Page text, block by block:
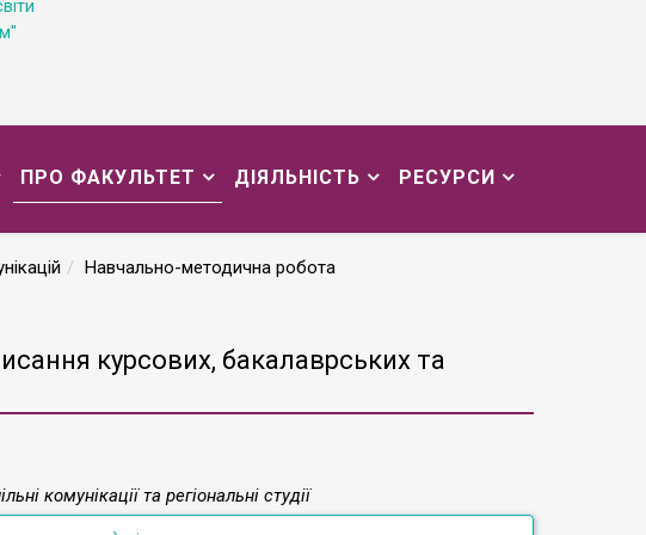
ПРО ФАКУЛЬТЕТ ДІЯЛЬНІСТЬ РЕСУРСИ
Навчально-методична робота
курсових, бакалаврських та
комунікації та регіональні студії